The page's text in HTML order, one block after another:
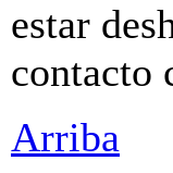
estar
contacto
Arriba